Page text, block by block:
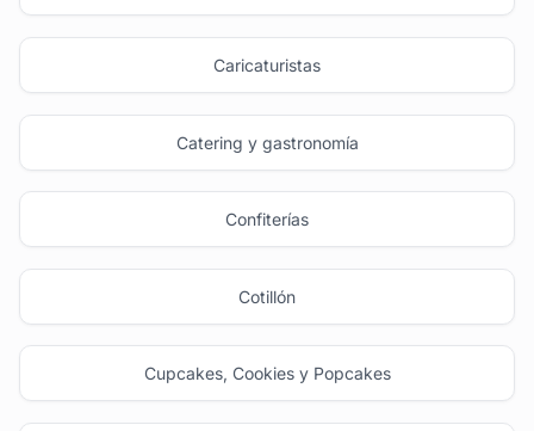
Caricaturistas
Catering y gastronomía
Confiterías
Cotillón
Cupcakes, Cookies y Popcakes